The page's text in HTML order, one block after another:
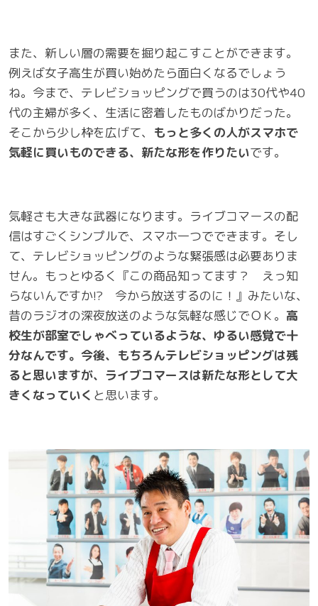
また、新しい層の需要を掘り起こすことができます。
例えば女子高生が買い始めたら面白くなるでしょう
ね。今まで、テレビショッピングで買うのは30代や40
代の主婦が多く、生活に密着したものばかりだった。
そこから少し枠を広げて、 もっと多くの人がスマホで
気軽に買いものできる、新たな形を作りたいです。
気軽さも大きな武器になります。ライブコマースの配
信はすごくシンプルで、スマホ一つでできます。そし
て、テレビショッピングのような緊張感は必要ありま
せん。もっとゆるく『この商品知ってます？ えっ知
らないんですか!? 今から放送するのに！』みたいな、
昔のラジオの深夜放送のような気軽な感じでＯＫ。 高
校生が部室でしゃべっているような、ゆるい感覚で十
分なんです。今後、もちろんテレビショッピングは残
ると思いますが、ライブコマースは新たな形として大
きくなっていく と思います。